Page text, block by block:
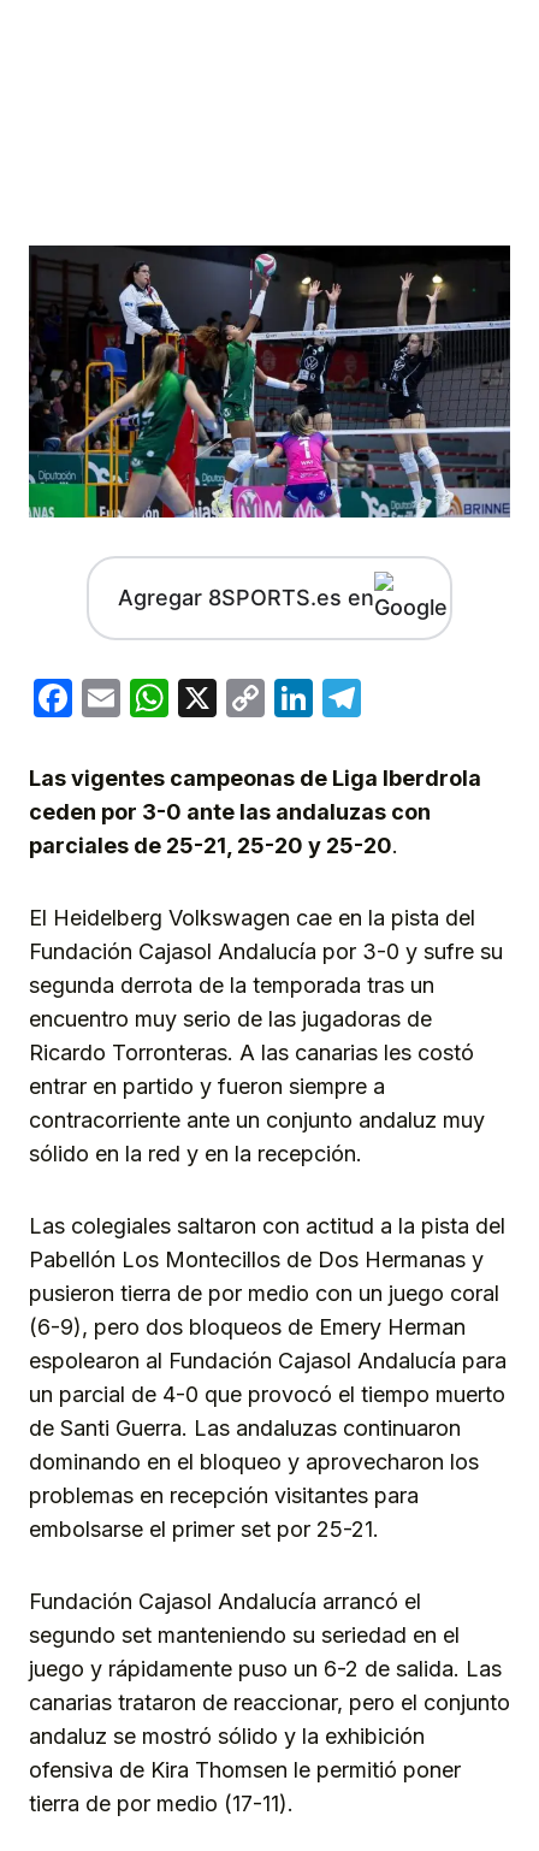
Agregar 8SPORTS.es en
Facebook
EmailWhatsApp
X
CopyLinkedIn
Las vigentes campeonas de Liga Iberdrola
ceden por 3-0 ante las andaluzas con
parciales de 25-21, 25-20 y 25-20.
El Heidelberg Volkswagen cae en la pista del
Fundación Cajasol Andalucía por 3-0 y sufre su
segunda derrota de la temporada tras un
encuentro muy serio de las jugadoras de
Ricardo Torronteras. A las canarias les costó
entrar en partido y fueron siempre a
contracorriente ante un conjunto andaluz muy
sólido en la red y en la recepción.
Las colegiales saltaron con actitud a la pista del
Pabellón Los Montecillos de Dos Hermanas y
pusieron tierra de por medio con un juego coral
(6-9), pero dos bloqueos de Emery Herman
espolearon al Fundación Cajasol Andalucía para
un parcial de 4-0 que provocó el tiempo muerto
de Santi Guerra. Las andaluzas continuaron
dominando en el bloqueo y aprovecharon los
problemas en recepción visitantes para
embolsarse el primer set por 25-21.
Fundación Cajasol Andalucía arrancó el
segundo set manteniendo su seriedad en el
juego y rápidamente puso un 6-2 de salida. Las
canarias trataron de reaccionar, pero el conjunto
andaluz se mostró sólido y la exhibición
ofensiva de Kira Thomsen le permitió poner
tierra de por medio (17-11).